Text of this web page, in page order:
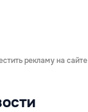
рекламу на сайте